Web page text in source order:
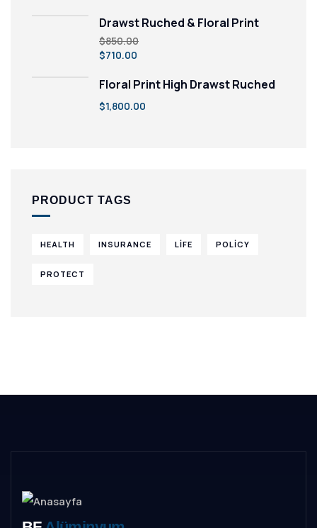
Drawst Ruched & Floral Print
$850.00
$710.00
Floral Print High Drawst Ruched
$1,800.00
PRODUCT TAGS
HEALTH INSURANCE LIFE POLICY
PROTECT